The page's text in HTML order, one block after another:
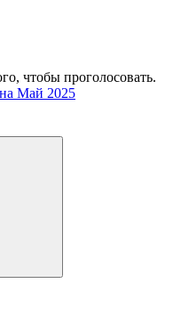
чтобы проголосовать.
Май 2025